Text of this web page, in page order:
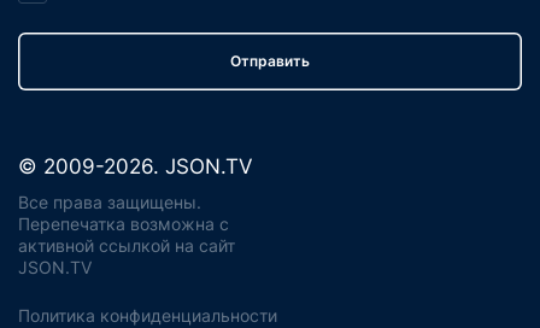
Отправить
© 2009-2026. JSON.TV
Все права защищены.
Перепечатка возможна с
активной ссылкой на сайт
JSON.TV
Политика конфиденциальности